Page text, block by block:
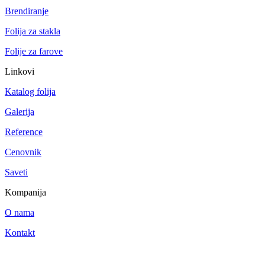
Brendiranje
Folija za stakla
Folije za farove
Linkovi
Katalog folija
Galerija
Reference
Cenovnik
Saveti
Kompanija
O nama
Kontakt